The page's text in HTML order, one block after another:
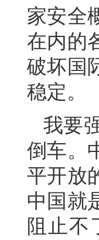
家安全
在内的
破坏国
稳定。
我要
倒车。
平开放
中国就
阻止不